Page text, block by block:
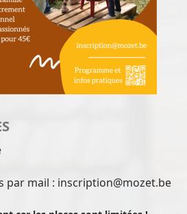
par mail : inscription@mozet.be